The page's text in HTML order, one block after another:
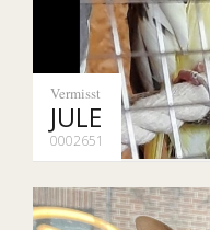
Vermisst
JULE
0002651